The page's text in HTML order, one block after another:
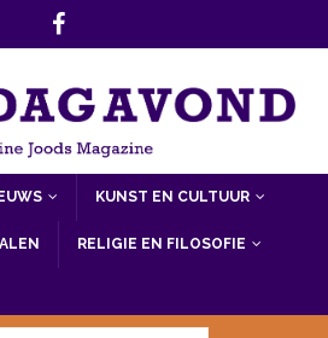
KUNST EN CULTUUR
RELIGIE EN FILOSOFIE